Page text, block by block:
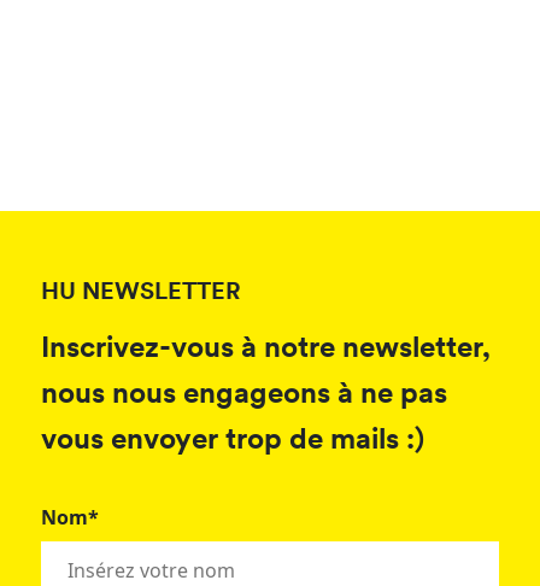
HU NEWSLETTER
Inscrivez-vous à notre newsletter,
nous nous engageons à ne pas
vous envoyer trop de mails :)
Nom*